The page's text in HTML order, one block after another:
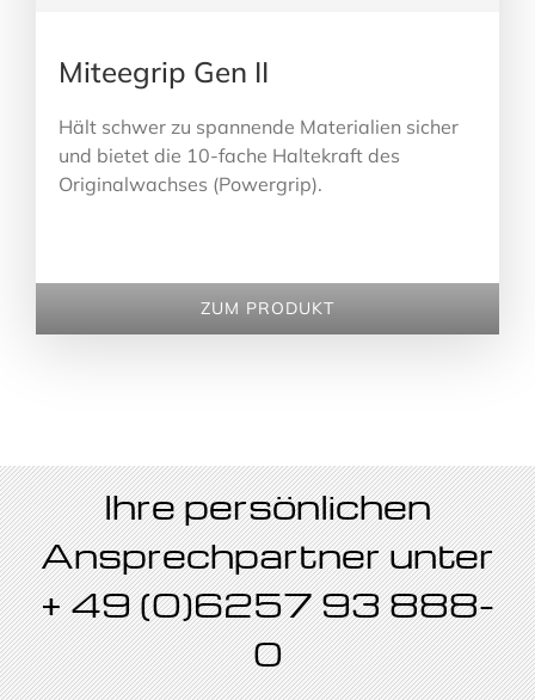
Miteegrip Gen II
Hält schwer zu spannende Materialien sicher
und bietet die 10-fache Haltekraft des
Originalwachses (Powergrip).
ZUM PRODUKT
Ihre persönlichen
Ansprechpartner unter
+ 49 (0)6257 93 888-
0